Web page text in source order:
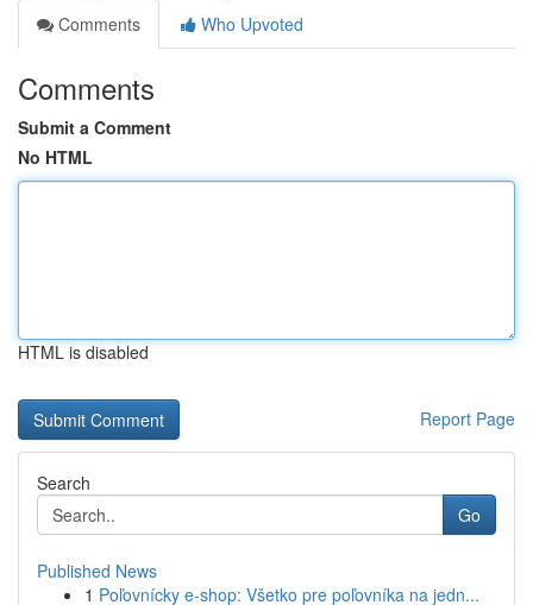
Comments
Who Upvoted
Comments
Submit a Comment
No HTML
HTML is disabled
Report Page
Search
Go
Published News
1 Poľovnícky e-shop: Všetko pre poľovníka na jedn...